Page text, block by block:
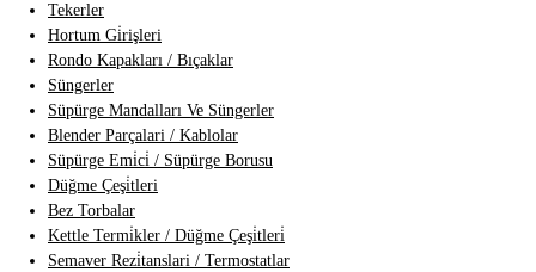
Tekerler
Hortum Gi̇rişleri
Rondo Kapakları / Bıçaklar
Süngerler
Süpürge Mandalları Ve Süngerler
Blender Parçalari / Kablolar
Süpürge Emi̇ci̇ / Süpürge Borusu
Düğme Çeşi̇tleri
Bez Torbalar
Kettle Termi̇kler / Düğme Çeşi̇tleri̇
Semaver Rezi̇tanslari / Termostatlar